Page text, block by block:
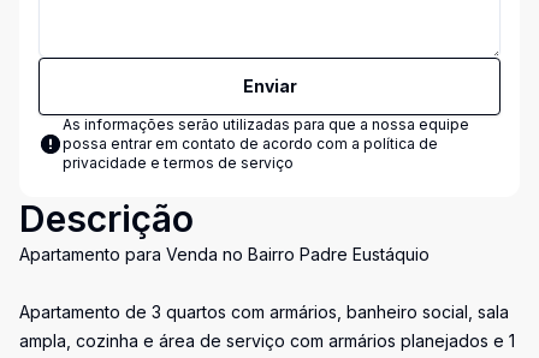
Enviar
As informações serão utilizadas para que a nossa equipe
possa entrar em contato de acordo com a política de
privacidade e termos de serviço
Descrição
Apartamento para Venda no Bairro Padre Eustáquio
Apartamento de 3 quartos com armários, banheiro social, sala
ampla, cozinha e área de serviço com armários planejados e 1